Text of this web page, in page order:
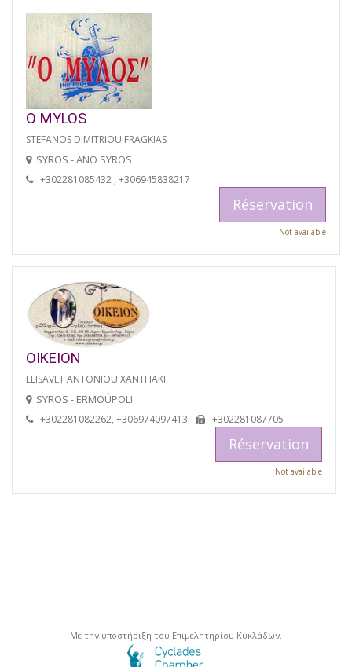
O MYLOS
STEFANOS DIMITRIOU FRAGKIAS
SYROS - ANO SYROS
+302281085432 , +306945838217
Réservation
Not available
OIKEION
ELISAVET ANTONIOU XANTHAKI
SYROS - ERMOÚPOLI
+302281082262, +306974097413 +302281087705
Réservation
Not available
Με την υποστήριξη του Επιμελητηρίου Κυκλάδων.